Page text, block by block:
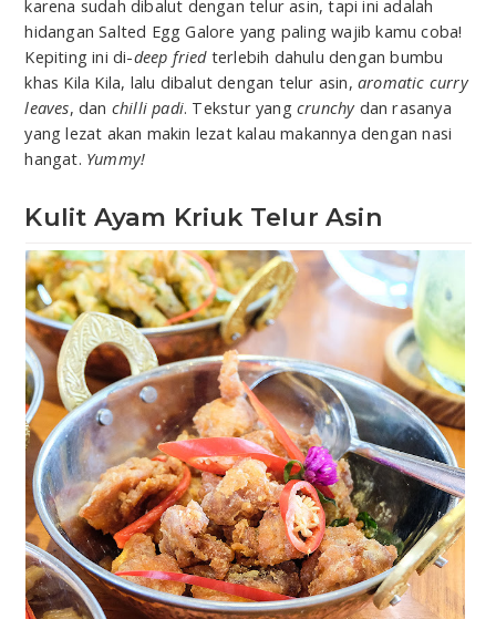
karena sudah dibalut dengan telur asin, tapi ini adalah
hidangan Salted Egg Galore yang paling wajib kamu coba!
Kepiting ini di-deep fried terlebih dahulu dengan bumbu
khas Kila Kila, lalu dibalut dengan telur asin, aromatic curry
leaves, dan chilli padi. Tekstur yang crunchydan rasanya
yang lezat akan makin lezat kalau makannya dengan nasi
hangat. Yummy!
Kulit Ayam Kriuk Telur Asin